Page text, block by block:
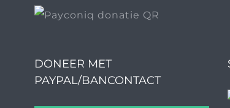
DONEER MET
PAYPAL/BANCONTACT